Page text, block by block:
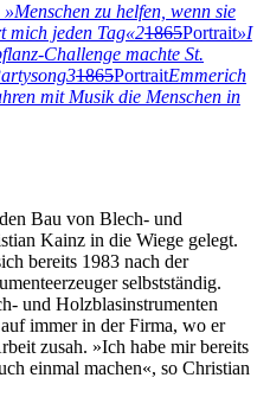
zu helfen, wenn sie
mich jeden Tag«21865Portrait»I
Challenge machte St.
31865PortraitEmmerich
mit Musik die Menschen in
Bau von Blech- und
Kainz in die Wiege gelegt.
bereits 1983 nach der
selbstständig.
und Holzblasinstrumenten
immer in der Firma, wo er
zusah. »Ich habe mir bereits
einmal machen«, so Christian